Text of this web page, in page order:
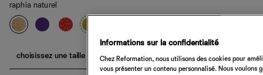
raphia naturel
choisissez une taille
Informations sur la confidentialité
Chez Reformation, nous utilisons des cookies pour
vous présenter un contenu personnalisé. Nous